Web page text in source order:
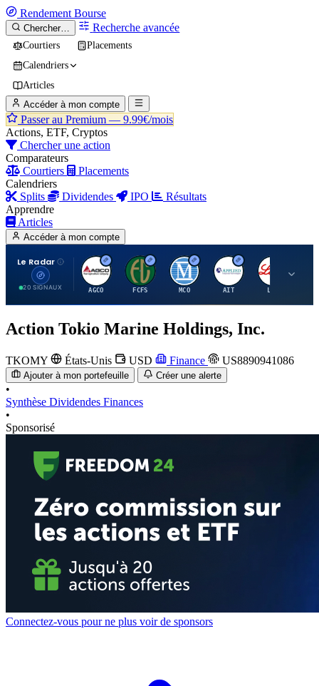
Rendement Bourse
Chercher… Recherche avancée
Courtiers
Placements
Calendriers
Articles
Accéder à mon compte
Passer au Premium — 9.99€/mois
Actions, ETF, Cryptos
Chercher une action
Comparateurs
Courtiers
Placements
Calendriers
Splits
Dividendes IPO
Résultats
Apprendre
Articles
Accéder à mon compte
Le Radar
20 SIGNAUX
A
AGCO
F
FCFS
M
MCO
A
AIT
Action Tokio Marine Holdings, Inc.
TKOMY États-Unis USD Finance US8890941086
Ajouter à mon portefeuille Créer une alerte
•
Synthèse Dividendes Finances
•
Sponsorisé
Connectez-vous pour ne plus voir de sponsors